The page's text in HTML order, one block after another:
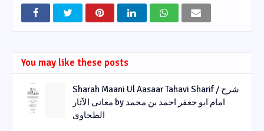
You may like these posts
Sharah Maani Ul Aasaar Tahavi Sharif / شرح
معانی الآثار by امام ابو جعفر احمد بن محمد
الطحاوی